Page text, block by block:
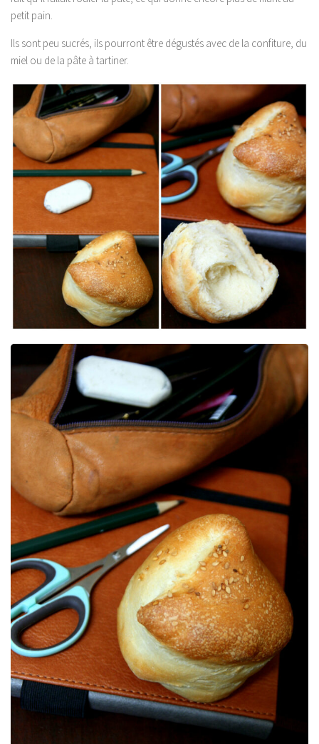
petit pain.
Ils sont peu sucrés, ils pourront être dégustés avec de la confiture, du
miel ou de la pâte à tartiner.